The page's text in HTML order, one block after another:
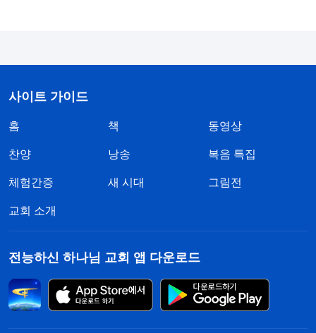
보내 왔습니다. 편지를 보자 마음이 철렁 내려앉았습
니다. ‘리옌의 평가를 달라고 하는 걸 보니 정말 리옌
음 집사도 많이 아파서 본분 이행을 못 하니까 내가
복음 사역까지 살펴야 하는 데다, 최근 복음 사역마
저 좋아질 기미가 안 보여서 나도 마음이 급해. 하지
만 당장 적당한 사람을 찾을 수도 없어. 리옌이 바쁜
일만 끝나면 나와 같이 협력해서 복음 사역을 하기로
했는데, 다른 곳으로 차출되면, 내 복음 사역은 누가
도와주지? 게다가 리옌이 맡은 사역도 다 내가 넘겨
사이트 가이드
홈 책 동영상
찬양 낭송 복음 특집
체험간증 새 시대 그림전
교회 소개
전능하신 하나님 교회 앱 다운로드